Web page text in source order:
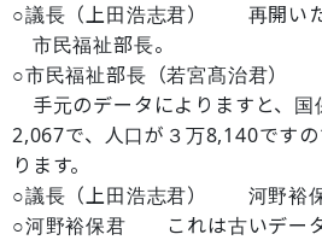
○議長（上田浩志君） 再開いた
市民福祉部長。
○市民福祉部長（若宮髙治君）
手元のデータによりますと、国
2,067で、人口が３万8,140です
ります。
○議長（上田浩志君） 河野裕保
○河野裕保君 これは古いデー